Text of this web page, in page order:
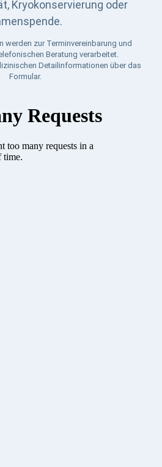
Kryokonservierung oder
werden zur Terminvereinbarung und
Beratung verarbeitet.
Detailinformationen über das
Formular.